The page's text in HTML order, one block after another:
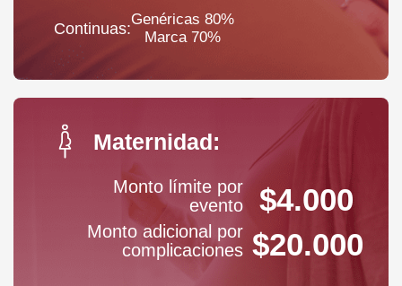
Continuas:Genéricas 80%
Marca 70%
Maternidad:
Monto límite por
evento
$4.000
Monto adicional por
complicaciones $20.000